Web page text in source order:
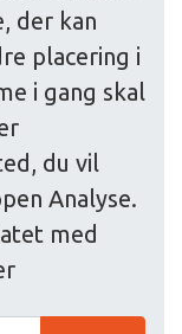
der kan
placering i
i gang skal
du vil
Analyse.
med